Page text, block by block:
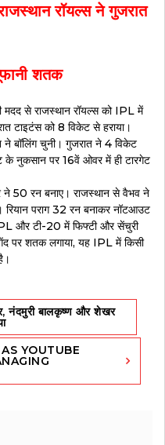
रॉयल्स ने गुजरात
शतक
से राजस्थान रॉयल्स को IPL में
टाइटंस को 8 विकेट से हराया।
बॉलिंग चुनी। गुजरात ने 4 विकेट
नुकसान पर 16वें ओवर में ही टारगेट
50 रन बनाए। राजस्थान से वैभव ने
पराग 32 रन बनाकर नॉटआउट
और टी-20 में फिफ्टी और सेंचुरी
पर शतक लगाया, यह IPL में किसी
नंदमुरी बालकृष्ण और शेखर
YOUTUBE